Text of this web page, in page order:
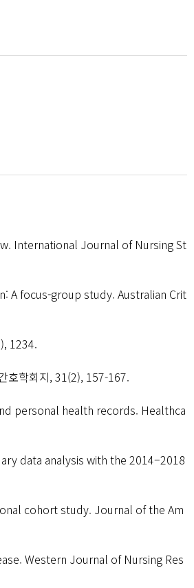
International Journal of Nursing St
A focus-group study. Australian Crit
1234.
학회지, 31(2), 157-167.
personal health records. Healthca
data analysis with the 2014–2018
cohort study. Journal of the Am
Western Journal of Nursing Res